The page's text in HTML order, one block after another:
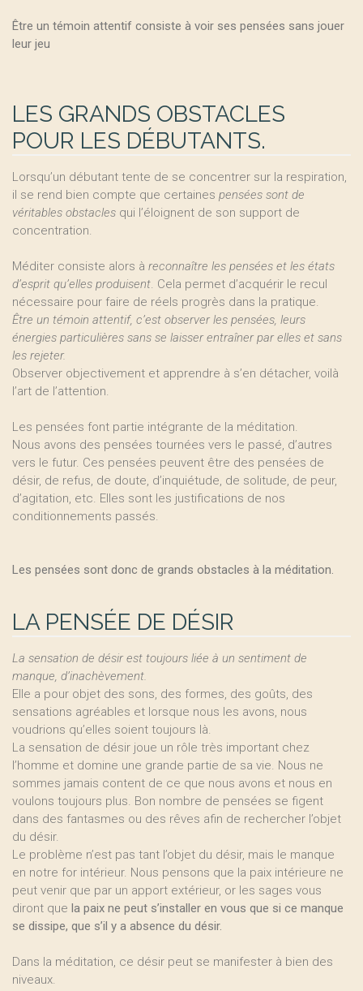
Être un témoin attentif consiste à voir ses pensées sans jouer
leur jeu
LES GRANDS OBSTACLES
POUR LES DÉBUTANTS.
Lorsqu’un débutant tente de se concentrer sur la respiration,
il se rend bien compte que certaines pensées sont de
véritables obstacles qui l’éloignent de son support de
concentration.
Méditer consiste alors à reconnaître les pensées et les états
d’esprit qu’elles produisent. Cela permet d’acquérir le recul
nécessaire pour faire de réels progrès dans la pratique.
Être un témoin attentif, c’est observer les pensées, leurs
énergies particulières sans se laisser entraîner par elles et sans
les rejeter.
Observer objectivement et apprendre à s’en détacher, voilà
l’art de l’attention.
Les pensées font partie intégrante de la méditation.
Nous avons des pensées tournées vers le passé, d’autres
vers le futur. Ces pensées peuvent être des pensées de
désir, de refus, de doute, d’inquiétude, de solitude, de peur,
d’agitation, etc. Elles sont les justifications de nos
conditionnements passés.
Les pensées sont donc de grands obstacles à la méditation.
LA PENSÉE DE DÉSIR
La sensation de désir est toujours liée à un sentiment de
manque, d’inachèvement.
Elle a pour objet des sons, des formes, des goûts, des
sensations agréables et lorsque nous les avons, nous
voudrions qu’elles soient toujours là.
La sensation de désir joue un rôle très important chez
l’homme et domine une grande partie de sa vie. Nous ne
sommes jamais content de ce que nous avons et nous en
voulons toujours plus. Bon nombre de pensées se figent
dans des fantasmes ou des rêves afin de rechercher l’objet
du désir.
Le problème n’est pas tant l’objet du désir, mais le manque
en notre for intérieur. Nous pensons que la paix intérieure ne
peut venir que par un apport extérieur, or les sages vous
diront que la paix ne peut s’installer en vous que si ce manque
se dissipe, que s’il y a absence du désir.
Dans la méditation, ce désir peut se manifester à bien des
niveaux.